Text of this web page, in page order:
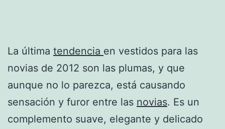
La última tendencia en vestidos para las
novias de 2012 son las plumas, y que
aunque no lo parezca, está causando
sensación y furor entre las novias. Es un
complemento suave, elegante y delicado